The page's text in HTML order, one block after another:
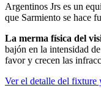
Argentinos Jrs es un
que Sarmiento se hace
La merma física del
bajón en la intensidad
favor y crecen las
Ver el detalle del fixture